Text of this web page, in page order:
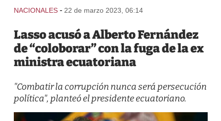
NACIONALES - 22 de marzo 2023, 06:14
Lasso acusó a Alberto Fernández
de “coloborar” con la fuga de la ex
ministra ecuatoriana
"Combatir la corrupción nunca será persecución
política", planteó el presidente ecuatoriano.